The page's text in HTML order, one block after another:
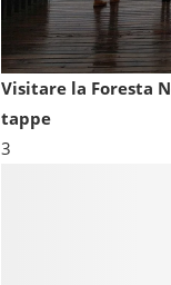
Visitare la Foresta
tappe
3